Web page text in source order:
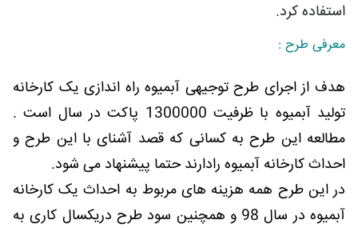
استفاده کرد.
معرفی طرح :
هدف از اجرای طرح توجیهی آبمیوه راه اندازی یک کارخانه
تولید آبمیوه با ظرفیت 1300000 پاکت در سال است .
مطالعه این طرح به کسانی که قصد آشنای با این طرح و
احداث کارخانه آبمیوه رادارند حتما پیشنهاد می شود.
در این طرح همه هزینه های مربوط به احداث یک کارخانه
آبمیوه در سال 98 و همچنین سود طرح دریکسال کاری به